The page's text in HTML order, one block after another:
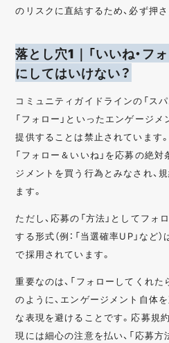
のリスクに直結するため、必ず押
落とし穴1｜「いいね・フォ
にしてはいけない？
コミュニティガイドラインの「スパ
「フォロー」といったエンゲージ
提供することは禁止されています
「フォロー＆いいね」を応募の絶
ジメントを買う行為とみなされ、
ます。
ただし、応募の「方法」としてフ
する形式（例：「当選確率UP」など
で採用されています。
重要なのは、「フォローしてくれ
のように、エンゲージメント自体
な表現を避けることです。応募規
現には細心の注意を払い、「応募